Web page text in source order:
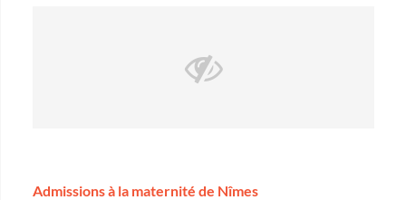
Admissions à la maternité de Nîmes